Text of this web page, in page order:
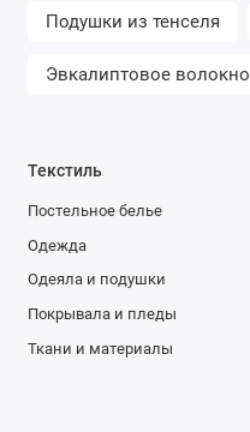
Подушки из тенселя
Эвкалиптовое волокно
Текстиль
Постельное белье
Одежда
Одеяла и подушки
Покрывала и пледы
Ткани и материалы